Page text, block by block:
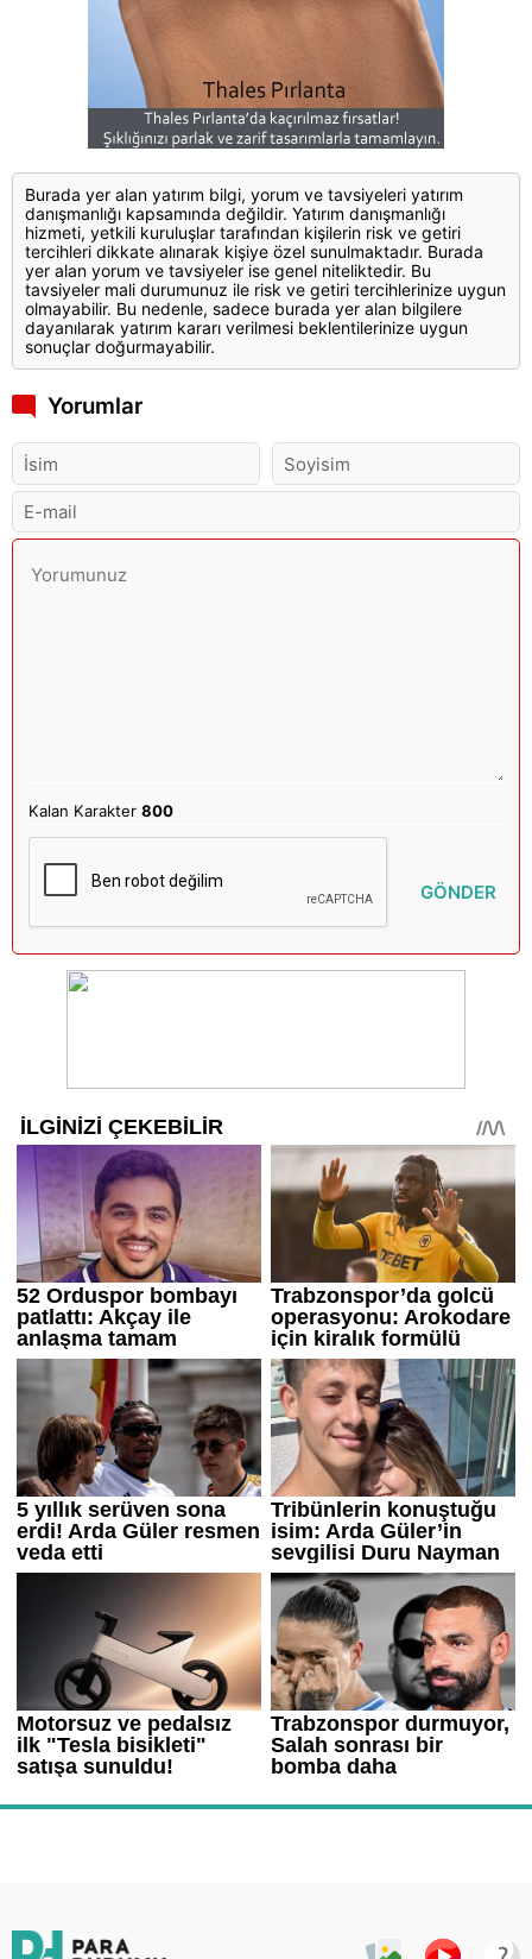
Burada yer alan yatırım bilgi, yorum ve tavsiyeleri yatırım
danışmanlığı kapsamında değildir. Yatırım danışmanlığı
hizmeti, yetkili kuruluşlar tarafından kişilerin risk ve getiri
tercihleri dikkate alınarak kişiye özel sunulmaktadır. Burada
yer alan yorum ve tavsiyeler ise genel niteliktedir. Bu
tavsiyeler mali durumunuz ile risk ve getiri tercihlerinize uygun
olmayabilir. Bu nedenle, sadece burada yer alan bilgilere
dayanılarak yatırım kararı verilmesi beklentilerinize uygun
sonuçlar doğurmayabilir.
Yorumlar
Kalan Karakter800
GÖNDER